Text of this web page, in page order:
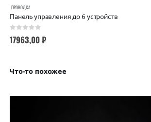
ПРОВОДКА
Панель управления до 6 устройств
17963,00₽
Что-то похожее